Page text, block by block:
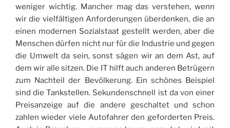
weniger wichtig. Mancher mag das verstehen, wenn
wir die vielfältigen Anforderungen überdenken, die an
einen modernen Sozialstaat gestellt werden, aber die
Menschen dürfen nicht nur für die Industrie und gegen
die Umwelt da sein, sonst sägen wir an dem Ast, auf
dem wir alle sitzen. Die IT hilft auch anderen Betrügern
zum Nachteil der Bevölkerung. Ein schönes Beispiel
sind die Tankstellen. Sekundenschnell ist da von einer
Preisanzeige auf die andere geschaltet und schon
zahlen wieder viele Autofahrer den geforderten Preis.